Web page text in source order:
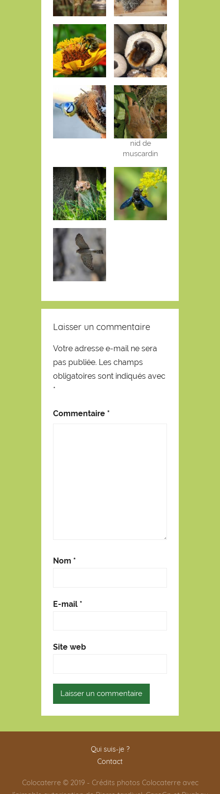
nid de
muscardin
Laisser un commentaire
Votre adresse e-mail ne sera
pas publiée. Les champs
obligatoires sont indiqués avec
*
Commentaire *
Nom *
E-mail *
Site web
Qui suis-je ?
Contact
Colocaterre © 2019 - Crédits photos Colocaterre avec